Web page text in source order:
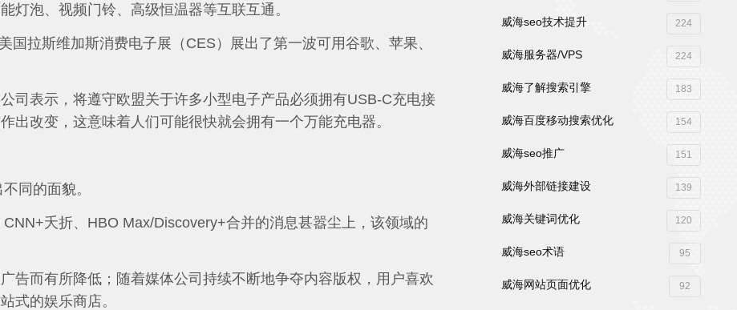
灯泡、视频门铃、高级恒温器等互联互通。
国拉斯维加斯消费电子展（CES）展出了第一波可用谷歌、苹果、
司表示，将遵守欧盟关于许多小型电子产品必须拥有USB-C充电接
出改变，这意味着人们可能很快就会拥有一个万能充电器。
同的面貌。
夭折、HBO Max/Discovery+合并的消息甚嚣尘上，该领域的
告而有所降低；随着媒体公司持续不断地争夺内容版权，用户喜欢
式的娱乐商店。
威海seo技术提升 224
威海服务器/VPS 224
威海了解搜索引擎 183
威海百度移动搜索优化 154
威海seo推广 151
威海外部链接建设 139
威海关键词优化 120
威海seo术语 95
威海网站页面优化 92